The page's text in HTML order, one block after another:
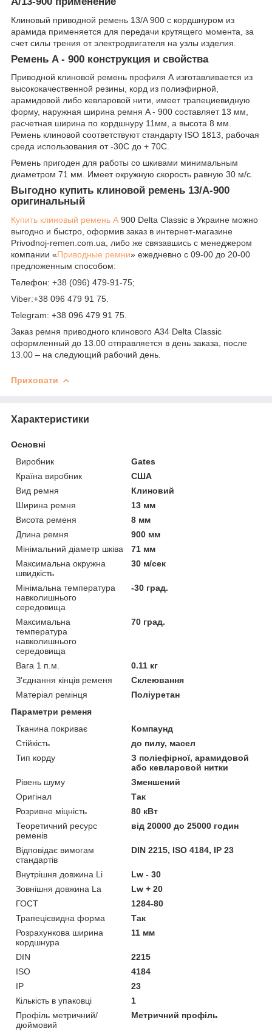
Клиновый приводной ремень 13/A 900 с кордшнуром из
арамида применяется для передачи крутящего момента, за
счет силы трения от электродвигателя на узлы изделия.
Ремень A - 900 конструкция и свойства
Приводной клиновой ремень профиля А изготавливается из
высококачественной резины, корд из полиэфирной,
арамидовой либо кевларовой нити, имеет трапециевидную
форму, наружная ширина ремня A - 900 составляет 13 мм,
расчетная ширина по кордшнуру 11мм, а высота 8 мм.
Ремень клиновой соответствуют стандарту ISO 1813, рабочая
среда использования от -30С до + 70С.
Ремень пригоден для работы со шкивами минимальным
диаметром 71 мм. Имеет окружную скорость равную 30 м/с.
Выгодно купить клиновой ремень 13/А-900
оригинальный
Купить клиновый ремень А 900 Delta Classic в Украине можно
выгодно и быстро, оформив заказ в интернет-магазине
Рrivodnoj-remen.com.ua, либо же связавшись с менеджером
компании «Приводные ремни» ежедневно с 09-00 до 20-00
предложенным способом:
Телефон: +38 (096) 479-91-75;
Viber:+38 096 479 91 75.
Telegram: +38 096 479 91 75.
Заказ ремня приводного клинового A34 Delta Classic
оформленный до 13.00 отправляется в день заказа, после
13.00 – на следующий рабочий день.
Приховати
Характеристики
Основні
Виробник
Gates
Країна виробник
США
Вид ремня
Клиновий
Ширина ремня
13 мм
Висота ременя
8 мм
Длина ремня
900 мм
Мінімальний діаметр шківа
71 мм
Максимальна окружна
швидкість
30 м/сек
Мінімальна температура
навколишнього
середовища
-30 град.
Максимальна
температура
навколишнього
середовища
70 град.
Вага 1 п.м.
0.11 кг
З'єднання кінців ременя
Склеювання
Матеріал ремінця
Поліуретан
Параметри ременя
Тканина покриває
Компаунд
Стійкість
до пилу, масел
Тип корду
З поліефірної, арамидовой
або кевларовой нитки
Рівень шуму
Зменшений
Оригінал
Так
Розривне міцність
80 кВт
Теоретичний ресурс
ременів
від 20000 до 25000 годин
Відповідає вимогам
стандартів
DIN 2215, ISO 4184, IP 23
Внутрішня довжина Li
Lw - 30
Зовнішня довжина La
Lw + 20
ГОСТ
1284-80
Трапецієвидна форма
Так
Розрахункова ширина
кордшнура
11 мм
DIN
2215
ISO
4184
IP
23
Кількість в упаковці
1
Профіль метричний/
дюймовий
Метричний профіль